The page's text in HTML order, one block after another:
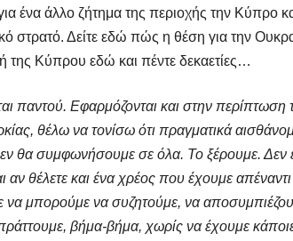
ένα άλλο ζήτημα της περιοχής την Κύπρο
στρατό. Δείτε εδώ πώς η θέση για την
της Κύπρου εδώ και πέντε δεκαετίες…
παντού. Εφαρμόζονται και στην
θέλω να τονίσω ότι πραγματικά
θα συμφωνήσουμε σε όλα. Το ξέρουμε. Δεν
θέλετε και ένα χρέος που έχουμε απέναντι
να μπορούμε να συζητούμε, να
βήμα-βήμα, χωρίς να έχουμε